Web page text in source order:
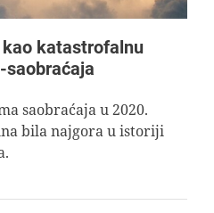
kao katastrofalnu
saobraćaja u 2020.
bila najgora u istoriji